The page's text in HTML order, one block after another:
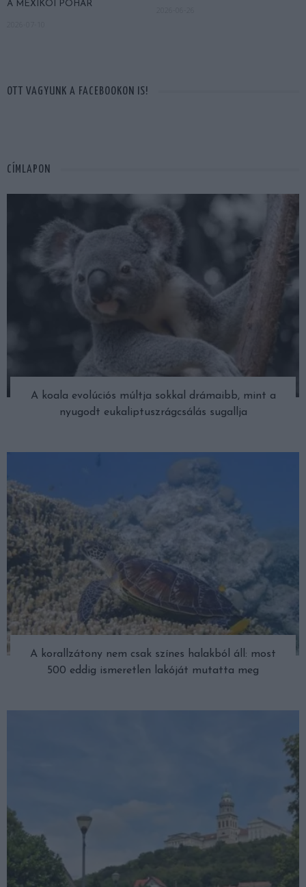
A MEXIKÓI POHÁR
OTT VAGYUNK A FACEBOOKON IS!
CÍMLAPON
A koala evolúciós múltja sokkal drámaibb, mint a
nyugodt eukaliptuszrágcsálás sugallja
A korallzátony nem csak színes halakból áll: most
500 eddig ismeretlen lakóját mutatta meg